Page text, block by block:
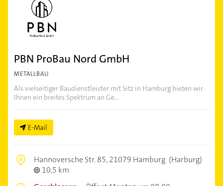
PBN ProBau Nord GmbH
METALLBAU
Als vielseitiger Baudienstleister mit Sitz in Hamburg bieten wir
Ihnen ein breites Spektrum an Ge...
E-Mail
Hannoversche Str. 85,21079 Hamburg (Harburg)
10,5 km